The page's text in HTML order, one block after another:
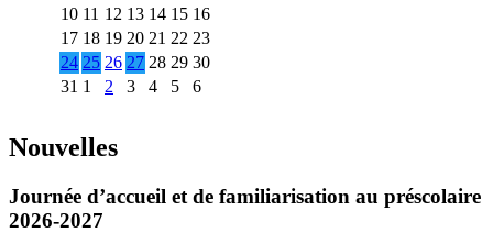
10 11 12 13 14 15 16
17 18 19 20 21 22 23
24 25 26 27 28 29 30
31 1 2 3 4 5 6
Nouvelles
Journée d’accueil et de familiarisation au préscolaire
2026-2027